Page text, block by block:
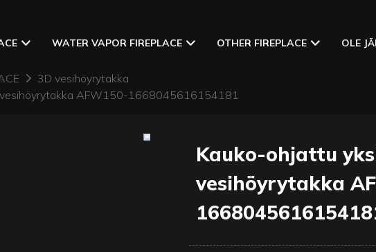
WATER VAPOR FIREPLACE OTHER FIREPLACE OLE
3D vesihöyrytakka
AFW150-1668045616154181
Kauko-ohjattu
vesihöyrytakka